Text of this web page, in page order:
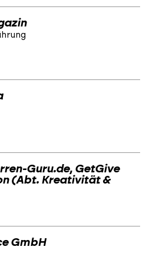
Guru.de, GetGive
(Abt. Kreativität &
GmbH